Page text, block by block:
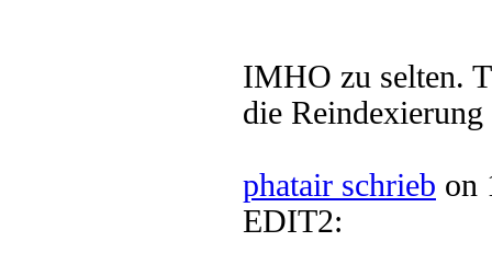
IMHO zu selten.
die Reindexierung
phatair schrieb on
EDIT2: